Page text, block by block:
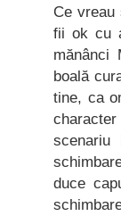
Ce
fii ok cu
mănânci
boală
tine, ca
duce